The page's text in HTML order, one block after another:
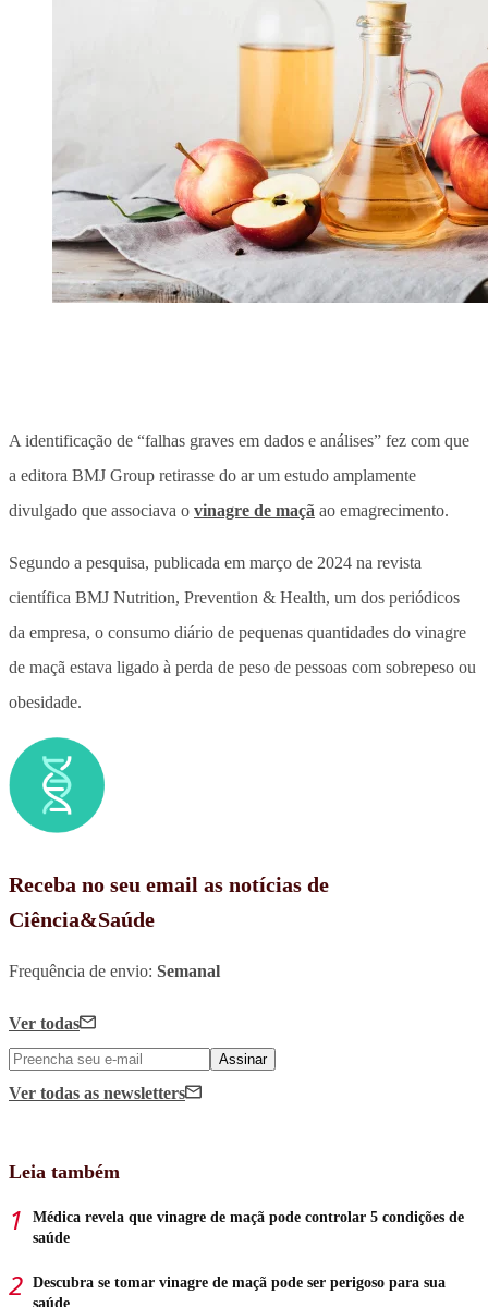
A identificação de “falhas graves em dados e análises” fez com que
a editora BMJ Group retirasse do ar um estudo amplamente
divulgado que associava o vinagre de maçã ao emagrecimento.
Segundo a pesquisa, publicada em março de 2024 na revista
científica BMJ Nutrition, Prevention & Health, um dos periódicos
da empresa, o consumo diário de pequenas quantidades do vinagre
de maçã estava ligado à perda de peso de pessoas com sobrepeso ou
obesidade.
Receba no seu email as notícias de
Ciência&Saúde
Frequência de envio: Semanal
Ver todas
Assinar
Ver todas as newsletters
Leia também
Médica revela que vinagre de maçã pode controlar 5 condições de
saúde
Descubra se tomar vinagre de maçã pode ser perigoso para sua
saúde